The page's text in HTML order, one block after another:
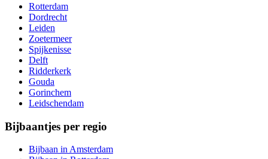
Rotterdam
Dordrecht
Leiden
Zoetermeer
Spijkenisse
Delft
Ridderkerk
Gouda
Gorinchem
Leidschendam
Bijbaantjes per regio
Bijbaan in Amsterdam